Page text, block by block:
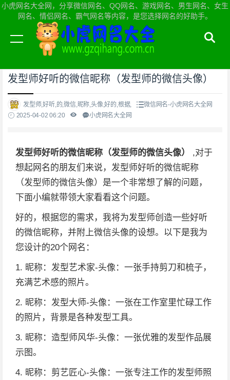
小虎网名大全网，分享微信网名、QQ网名、游戏网名、男生网名、女生
网名、情侣网名、霸气网名等内容，是您选择网名的好助手。
当前位置：小虎网名大全网首页>微信网名
发型师好听的微信昵称（发型师的微信头像）
发型师,好听,的,微信,昵称,头像,好的,根据,
微信网名-小虎网名大全网
2025-04-02 06:20
小虎网名大全网
发型师好听的微信昵称（发型师的微信头像） ,对于
想起网名的朋友们来说，发型师好听的微信昵称
（发型师的微信头像）是一个非常想了解的问题，
下面小编就带领大家看看这个问题。
好的，根据您的需求，我将为发型师创造一些好听
的微信昵称，并附上微信头像的设想。以下是我为
您设计的20个网名：
1. 昵称：发型艺术家-头像：一张手持剪刀和梳子，
充满艺术感的照片。
2. 昵称：发型大师-头像：一张在工作室里忙碌工作
的照片，背景是各种发型工具。
3. 昵称：造型师风华-头像：一张优雅的发型作品展
示图。
4. 昵称：剪艺匠心-头像：一张专注工作的发型师照